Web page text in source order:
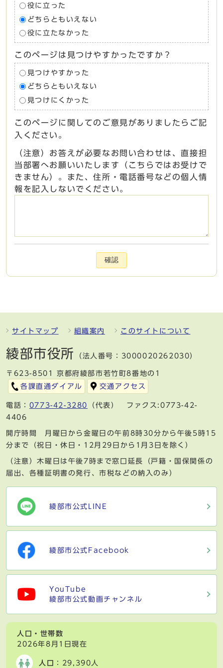
役に立った
どちらともいえない
役に立たなかった
このページは見つけやすかったですか？
見つけやすかった
どちらともいえない
見つけにくかった
このページに関してのご意見がありましたらご記
入ください。
（注意）お答えが必要なお問い合わせは、直接担
当部署へお願いいたします（こちらではお受けで
きません）。また、住所・電話番号などの個人情
報を記入しないでください。
確認
サイトマップ 組織案内 このサイトについて
綾部市役所 （法人番号：3000020262030）
〒623-8501 京都府綾部市若竹町8番地の1
各課直通ダイアル
交通アクセス
電話： 0773-42-3280
（代表） ファクス:0773-42-
4406
開庁時間 月曜日から金曜日の午前8時30分から午後5時15
分まで（祝日・休日・12月29日から1月3日を除く）
（注意）木曜日は午後7時まで窓口延長（戸籍・国保関係の
届出、各種証明書の発行、市税などの納入のみ）
綾部市公式LINE
綾部市公式Facebook
YouTube
綾部市公式動画チャンネル
人口・世帯数
2026年8月1日現在
人口 ：29,390人